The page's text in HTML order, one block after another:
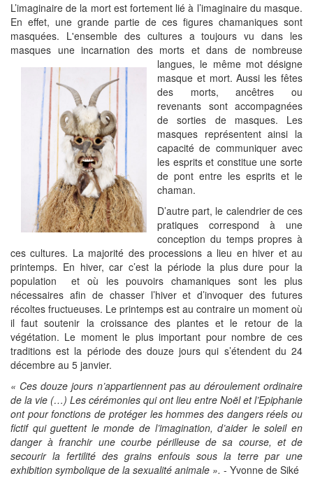
L’imaginaire de la mort est fortement lié à l’imaginaire du masque.
En effet, une grande partie de ces figures chamaniques sont
masquées. L'ensemble des cultures a toujours vu dans les
masques une incarnation des morts et dans de nombreuse
langues, le même mot désigne
masque et mort. Aussi les fêtes
des morts, ancêtres ou
revenants sont accompagnées
de sorties de masques. Les
masques représentent ainsi la
capacité de communiquer avec
les esprits et constitue une sorte
de pont entre les esprits et le
chaman.
D’autre part, le calendrier de ces
pratiques correspond à une
conception du temps propres à
ces cultures. La majorité des processions a lieu en hiver et au
printemps. En hiver, car c’est la période la plus dure pour la
population et où les pouvoirs chamaniques sont les plus
nécessaires afin de chasser l’hiver et d’invoquer des futures
récoltes fructueuses. Le printemps est au contraire un moment où
il faut soutenir la croissance des plantes et le retour de la
végétation. Le moment le plus important pour nombre de ces
traditions est la période des douze jours qui s’étendent du 24
décembre au 5 janvier.
« Ces douze jours n’appartiennent pas au déroulement ordinaire
de la vie (…) Les cérémonies qui ont lieu entre Noël et l’Epiphanie
ont pour fonctions de protéger les hommes des dangers réels ou
fictif qui guettent le monde de l’imagination, d’aider le soleil en
danger à franchir une courbe périlleuse de sa course, et de
secourir la fertilité des grains enfouis sous la terre par une
exhibition symbolique de la sexualité animale ». - Yvonne de Siké